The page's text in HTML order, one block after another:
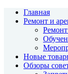
Главная
Ремонт и
Новые
Обзоры